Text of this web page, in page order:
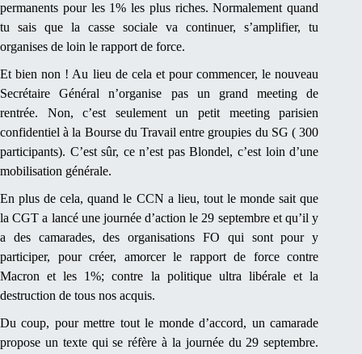
permanents pour les 1% les plus riches. Normalement quand
tu sais que la casse sociale va continuer, s’amplifier, tu
organises de loin le rapport de force.
Et bien non ! Au lieu de cela et pour commencer, le nouveau
Secrétaire Général n’organise pas un grand meeting de
rentrée. Non, c’est seulement un petit meeting parisien
confidentiel à la Bourse du Travail entre groupies du SG ( 300
participants). C’est sûr, ce n’est pas Blondel, c’est loin d’une
mobilisation générale.
En plus de cela, quand le CCN a lieu, tout le monde sait que
la CGT a lancé une journée d’action le 29 septembre et qu’il y
a des camarades, des organisations FO qui sont pour y
participer, pour créer, amorcer le rapport de force contre
Macron et les 1%; contre la politique ultra libérale et la
destruction de tous nos acquis.
Du coup, pour mettre tout le monde d’accord, un camarade
propose un texte qui se réfère à la journée du 29 septembre.